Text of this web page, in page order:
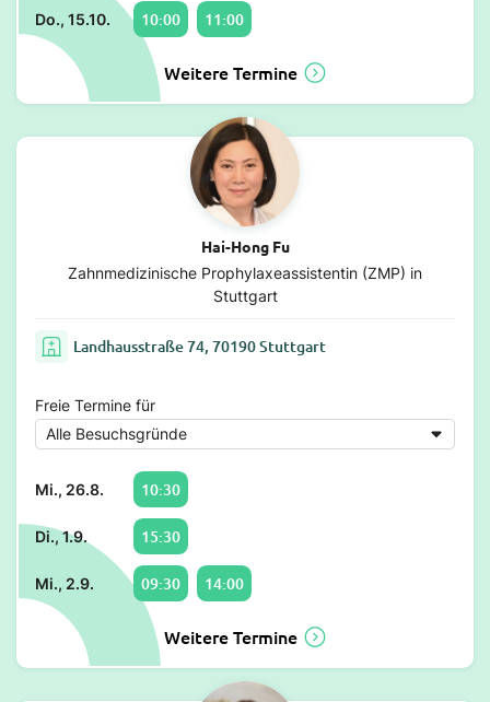
Do., 15.10. 10:00 11:00
Weitere Termine
Hai-Hong Fu
Zahnmedizinische Prophylaxeassistentin (ZMP) in
Stuttgart
Landhausstraße 74, 70190 Stuttgart
Freie Termine für
Mi., 26.8. 10:30
Di., 1.9. 15:30
Mi., 2.9. 09:30 14:00
Weitere Termine